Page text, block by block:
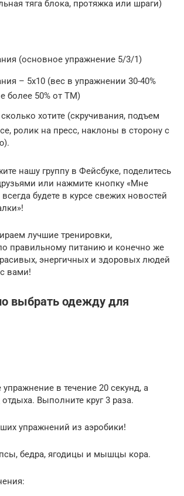
тяга блока, протяжка или шраги)
(основное упражнение 5/3/1)
– 5х10 (вес в упражнении 30-40%
более 50% от ТМ)
хотите (скручивания, подъем
ролик на пресс, наклоны в сторону с
нашу группу в Фейсбуке, поделитесь
или нажмите кнопку «Мне
будете в курсе свежих новостей
лучшие тренировки,
правильному питанию и конечно же
энергичных и здоровых людей
вами!
выбрать одежду для
в течение 20 секунд, а
Выполните круг 3 раза.
упражнений из аэробики!
бедра, ягодицы и мышцы кора.